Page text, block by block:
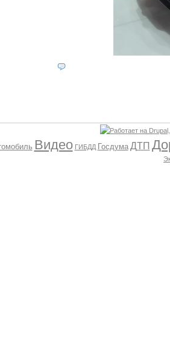
Видео ГИБДД Госдума ДТП